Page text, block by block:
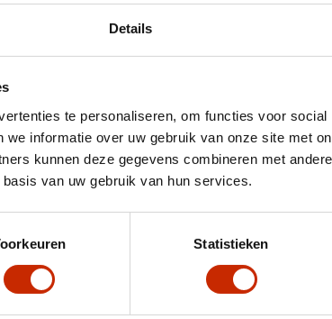
Details
te personaliseren, om functies voor
informatie over uw gebruik van onze site met
kunnen deze gegevens combineren met
van uw gebruik van hun services.
Statistieken